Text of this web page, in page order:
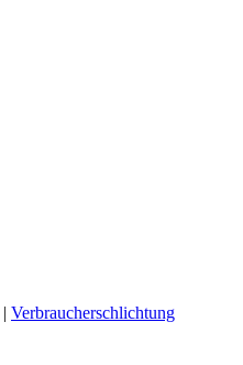
| Verbraucherschlichtung